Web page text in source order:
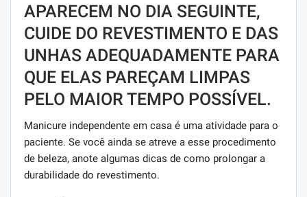
APARECEM NO DIA SEGUINTE,
CUIDE DO REVESTIMENTO E DAS
UNHAS ADEQUADAMENTE PARA
QUE ELAS PAREÇAM LIMPAS
PELO MAIOR TEMPO POSSÍVEL.
Manicure independente em casa é uma atividade para o
paciente. Se você ainda se atreve a esse procedimento
de beleza, anote algumas dicas de como prolongar a
durabilidade do revestimento.